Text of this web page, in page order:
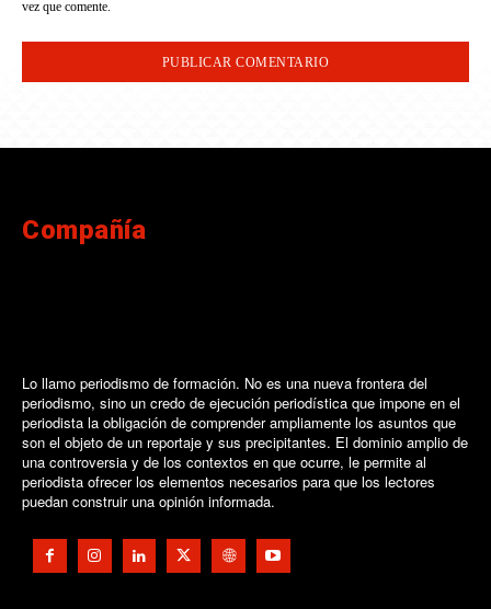
vez que comente.
Compañía
Lo llamo periodismo de formación. No es una nueva frontera del
periodismo, sino un credo de ejecución periodística que impone en el
periodista la obligación de comprender ampliamente los asuntos que
son el objeto de un reportaje y sus precipitantes. El dominio amplio de
una controversia y de los contextos en que ocurre, le permite al
periodista ofrecer los elementos necesarios para que los lectores
puedan construir una opinión informada.